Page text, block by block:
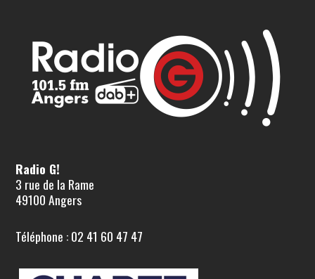
Radio G!
3 rue de la Rame
49100 Angers
Téléphone : 02 41 60 47 47